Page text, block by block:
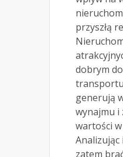
przyszłą
dobrym
transportu
generują
wynajmu i
wartości w
Analizując
zatem